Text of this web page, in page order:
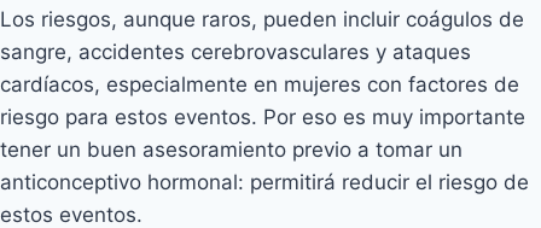
Los riesgos, aunque raros, pueden incluir coágulos de
sangre, accidentes cerebrovasculares y ataques
cardíacos, especialmente en mujeres con factores de
riesgo para estos eventos. Por eso es muy importante
tener un buen asesoramiento previo a tomar un
anticonceptivo hormonal: permitirá reducir el riesgo de
estos eventos.